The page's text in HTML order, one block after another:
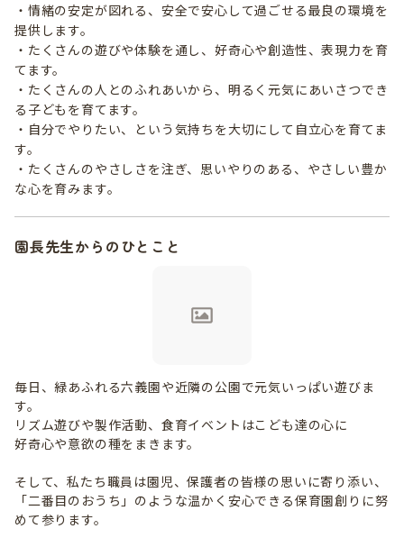
・情緒の安定が図れる、安全で安心して過ごせる最良の環境を
提供します。
・たくさんの遊びや体験を通し、好奇心や創造性、表現力を育
てます。
・たくさんの人とのふれあいから、明るく元気にあいさつでき
る子どもを育てます。
・自分でやりたい、という気持ちを大切にして自立心を育てま
す。
・たくさんのやさしさを注ぎ、思いやりのある、やさしい豊か
な心を育みます。
園長先生からのひとこと
毎日、緑あふれる六義園や近隣の公園で元気いっぱい遊びま
す。
リズム遊びや製作活動、食育イベントはこども達の心に
好奇心や意欲の種をまきます。
そして、私たち職員は園児、保護者の皆様の思いに寄り添い、
「二番目のおうち」のような温かく安心できる保育園創りに努
めて参ります。